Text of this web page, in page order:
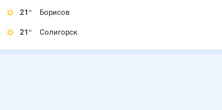
21° Борисов
21° Солигорск